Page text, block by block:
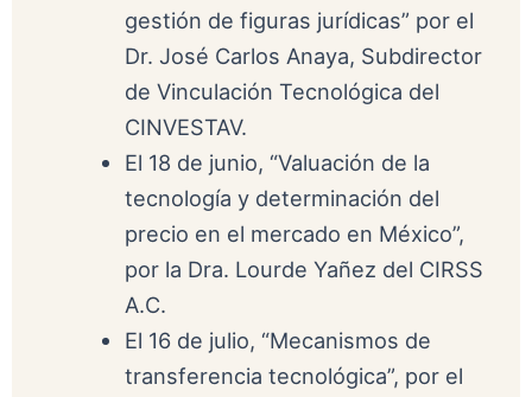
gestión de figuras jurídicas” por el
Dr. José Carlos Anaya, Subdirector
de Vinculación Tecnológica del
CINVESTAV.
El 18 de junio, “Valuación de la
tecnología y determinación del
precio en el mercado en México”,
por la Dra. Lourde Yañez del CIRSS
A.C.
El 16 de julio, “Mecanismos de
transferencia tecnológica”, por el